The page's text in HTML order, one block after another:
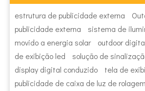
estrutura de publicidade externa
publicidade externa
sistema de
movido a energia solar
outdoor
de exibição led
solução de
display digital conduzido
tela de
publicidade de caixa de luz de rolagem